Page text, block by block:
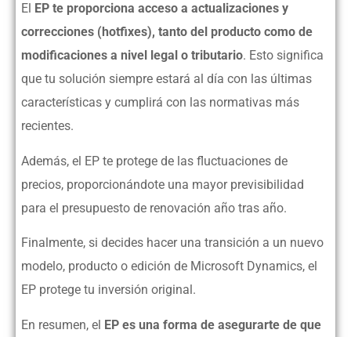
El EP te proporciona acceso a actualizaciones y
correcciones (hotfixes), tanto del producto como de
modificaciones a nivel legal o tributario. Esto significa
que tu solución siempre estará al día con las últimas
características y cumplirá con las normativas más
recientes.
Además, el EP te protege de las fluctuaciones de
precios, proporcionándote una mayor previsibilidad
para el presupuesto de renovación año tras año.
Finalmente, si decides hacer una transición a un nuevo
modelo, producto o edición de Microsoft Dynamics, el
EP protege tu inversión original.
En resumen, el EP es una forma de asegurarte de que